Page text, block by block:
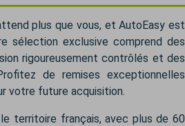
plus que vous, et AutoEasy est
sélection exclusive comprend des
rigoureusement contrôlés et des
de remises exceptionnelles
votre future acquisition.
territoire français, avec plus de 60